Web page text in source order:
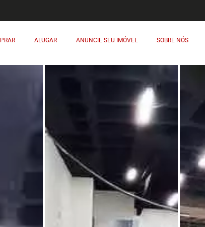
ALUGAR ANUNCIE SEU IMÓVEL SOBRE NÓS